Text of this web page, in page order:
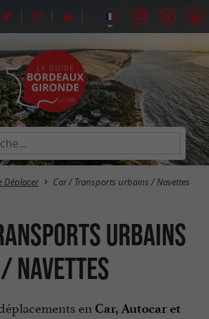
Déplacer Car / Transports urbains / Navettes
urbains
/ Navettes
en Car, Autocar et